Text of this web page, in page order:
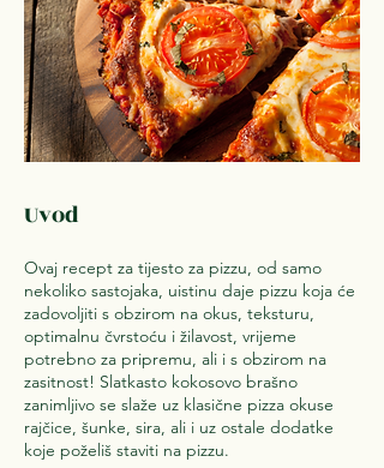
Uvod
Ovaj recept za tijesto za pizzu, od samo
nekoliko sastojaka, uistinu daje pizzu koja će
zadovoljiti s obzirom na okus, teksturu,
optimalnu čvrstoću i žilavost, vrijeme
potrebno za pripremu, ali i s obzirom na
zasitnost! Slatkasto kokosovo brašno
zanimljivo se slaže uz klasične pizza okuse
rajčice, šunke, sira, ali i uz ostale dodatke
koje poželiš staviti na pizzu.